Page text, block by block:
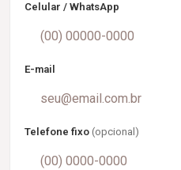
Celular / WhatsApp
E-mail
Telefone fixo (opcional)